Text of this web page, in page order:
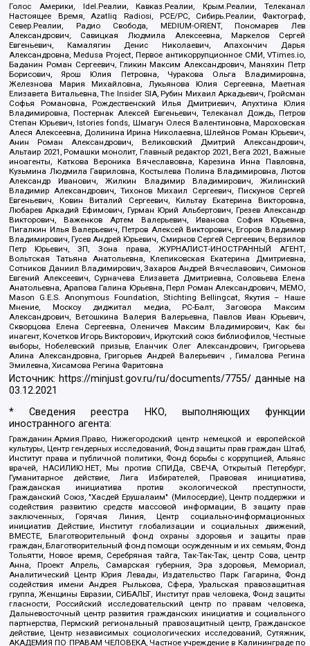
Голос Америки, Idel.Реалии, Кавказ.Реалии, Крым.Реалии, Телеканал
Настоящее Время, Azatliq Radiosi, PCE/PC, Сибирь.Реалии, Фактограф,
Север.Реалии, Радио Свобода, MEDIUM-ORIENT, Пономарев Лев
Александрович, Савицкая Людмила Алексеевна, Маркелов Сергей
Евгеньевич, Камалягин Денис Николаевич, Апахончич Дарья
Александровна, Medusa Project, Первое антикоррупционное СМИ, VTimes.io,
Баданин Роман Сергеевич, Гликин Максим Александрович, Маняхин Петр
Борисович, Ярош Юлия Петровна, Чуракова Ольга Владимировна,
Железнова Мария Михайловна, Лукьянова Юлия Сергеевна, Маетная
Елизавета Витальевна, The Insider SIA, Рубин Михаил Аркадьевич, Гройсман
Софья Романовна, Рождественский Илья Дмитриевич, Апухтина Юлия
Владимировна, Постернак Алексей Евгеньевич, Телеканал Дождь, Петров
Степан Юрьевич, Istories fonds, Шмагун Олеся Валентиновна, Мароховская
Алеся Алексеевна, Долинина Ирина Николаевна, Шлейнов Роман Юрьевич,
Анин Роман Александрович, Великовский Дмитрий Александрович,
Альтаир 2021, Ромашки монолит, Главный редактор 2021, Вега 2021, Важные
иноагенты, Каткова Вероника Вячеславовна, Карезина Инна Павловна,
Кузьмина Людмила Гавриловна, Костылева Полина Владимировна, Лютов
Александр Иванович, Жилкин Владимир Владимирович, Жилинский
Владимир Александрович, Тихонов Михаил Сергеевич, Пискунов Сергей
Евгеньевич, Ковин Виталий Сергеевич, Кильтау Екатерина Викторовна,
Любарев Аркадий Ефимович, Гурман Юрий Альбертович, Грезев Александр
Викторович, Важенков Артем Валерьевич, Иванова София Юрьевна,
Пигалкин Илья Валерьевич, Петров Алексей Викторович, Егоров Владимир
Владимирович, Гусев Андрей Юрьевич, Смирнов Сергей Сергеевич, Верзилов
Петр Юрьевич, ЗП, Зона права, ЖУРНАЛИСТ-ИНОСТРАННЫЙ АГЕНТ,
Вольтская Татьяна Анатольевна, Клепиковская Екатерина Дмитриевна,
Сотников Даниил Владимирович, Захаров Андрей Вячеславович, Симонов
Евгений Алексеевич, Сурначева Елизавета Дмитриевна, Соловьева Елена
Анатольевна, Арапова Галина Юрьевна, Перл Роман Александрович, МЕМО,
Mason G.E.S. Anonymous Foundation, Stichting Bellingcat, Якутия – Наше
Мнение, Москоу диджитал медиа, РС-Балт, Заговора Максим
Александрович, Ветошкина Валерия Валерьевна, Павлов Иван Юрьевич,
Скворцова Елена Сергеевна, Оленичев Максим Владимирович, Как бы
инагент, Кочетков Игорь Викторович, Иркутский союз библиофилов, Честные
выборы, Нобелевский призыв, Еланчик Олег Александрович, Григорьева
Алина Александровна, Григорьев Андрей Валерьевич , Гималова Регина
Эмилевна, Хисамова Регина Фаритовна
Источник: https://minjust.gov.ru/ru/documents/7755/ данные на
03.12.2021
* Сведения реестра НКО, выполняющих функции
иностранного агента:
Гражданин.Армия.Право, Нижегородский центр немецкой и европейской
культуры, Центр гендерных исследований, Фонд защиты прав граждан Штаб,
Институт права и публичной политики, Фонд борьбы с коррупцией, Альянс
врачей, НАСИЛИЮ.НЕТ, Мы против СПИДа, СВЕЧА, Открытый Петербург,
Гуманитарное действие, Лига Избирателей, Правовая инициатива,
Гражданская инициатива против экологической преступности,
Гражданский Союз, "Хасдей Ерушалаим" (Милосердие), Центр поддержки и
содействия развитию средств массовой информации, В защиту прав
заключенных, Горячая Линия, Центр социально-информационных
инициатив Действие, Институт глобализации и социальных движений,
ВМЕСТЕ, Благотворительный фонд охраны здоровья и защиты прав
граждан, Благотворительный фонд помощи осужденным и их семьям, Фонд
Тольятти, Новое время, Серебряная тайга, Так-Так-Так, центр Сова, центр
Анна, Проект Апрель, Самарская губерния, Эра здоровья, Мемориал,
Аналитический Центр Юрия Левады, Издательство Парк Гагарина, Фонд
содействия имени Андрея Рылькова, Сфера, Уральская правозащитная
группа, Женщины Евразии, СИБАЛЬТ, Институт прав человека, Фонд защиты
гласности, Российский исследовательский центр по правам человека,
Дальневосточный центр развития гражданских инициатив и социального
партнерства, Пермский региональный правозащитный центр, Гражданское
действие, Центр независимых социологических исследований, Сутяжник,
АКАДЕМИЯ ПО ПРАВАМ ЧЕЛОВЕКА, Частное учреждение в Калининграде по